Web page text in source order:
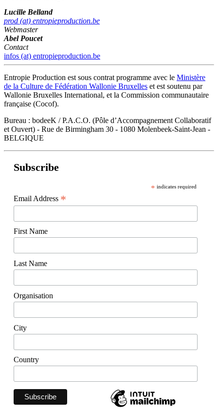
Lucille Belland
prod (at) entropieproduction.be
Webmaster
Abel Poucet
Contact
infos (at) entropieproduction.be
Entropie Production est sous contrat programme avec le Ministère
de la Culture de Fédération Wallonie Bruxelles et est soutenu par
Wallonie Bruxelles International, et la Commission communautaire
française (Cocof).
Bureau : bodeeK / P.A.C.O. (Pôle d’Accompagnement Collaboratif
et Ouvert) - Rue de Birmingham 30 - 1080 Molenbeek-Saint-Jean -
BELGIQUE
Subscribe
* indicates required
Email Address *
First Name
Last Name
Organisation
City
Country